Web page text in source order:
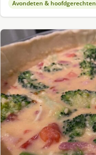
Avondeten & hoofdgerechten